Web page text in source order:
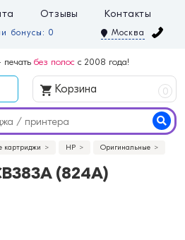
Отзывы Контакты
бонусы: 0 Москва
без полос с 2008 года!
Корзина 0
картриджи HP Оригинальные
(824A)